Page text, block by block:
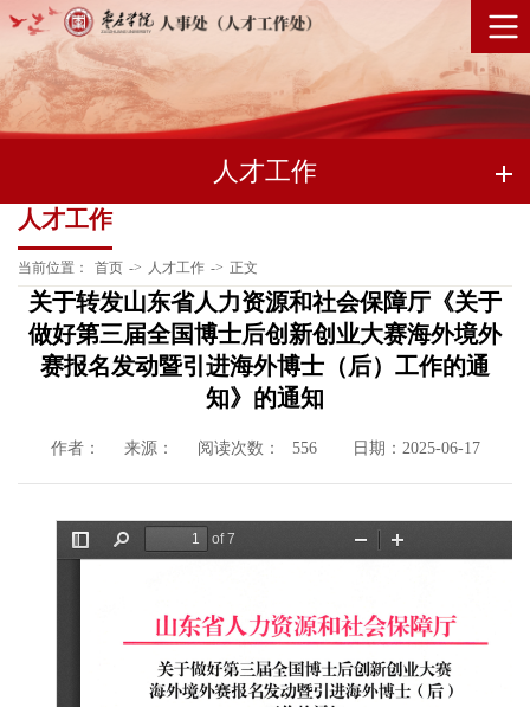
人才工作
人才工作
当前位置： 首页 -> 人才工作 -> 正文
关于转发山东省人力资源和社会保障厅《关于
做好第三届全国博士后创新创业大赛海外境外
赛报名发动暨引进海外博士（后）工作的通
知》的通知
作者： 来源： 阅读次数： 556 日期：2025-06-17